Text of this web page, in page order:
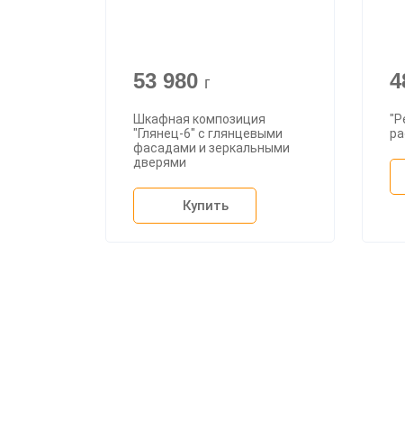
53 980 г
Шкафная композиция
"Глянец-6" с глянцевыми
фасадами и зеркальными
дверями
Купить